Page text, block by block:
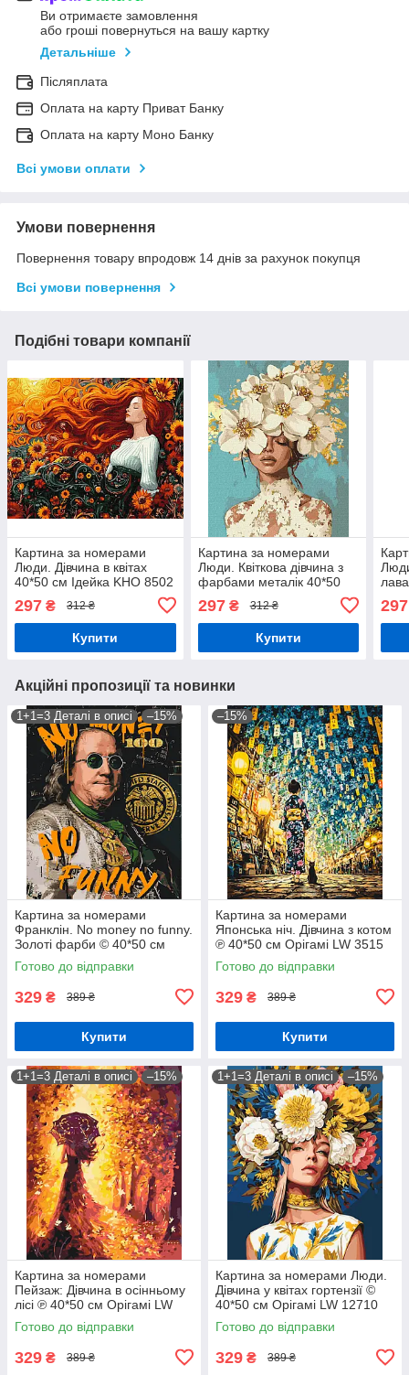
Ви отримаєте замовлення
або гроші повернуться на вашу картку
Детальніше
Післяплата
Оплата на карту Приват Банку
Оплата на карту Моно Банку
Всі умови оплати
Умови повернення
Повернення товару впродовж 14 днів за рахунок покупця
Всі умови повернення
Подібні товари компанії
Картина за номерами
Люди. Дівчина в квітах
40*50 см Ідейка KHO 8502
297 ₴ 312 ₴
Купити
Картина за номерами
Люди. Квіткова дівчина з
фарбами металік 40*50
297₴ 312 ₴
Купити
297
Акційні пропозиції та новинки
1+1=3 Деталі в описі –15%
Картина за номерами
Франклін. No money no funny.
Золоті фарби © 40*50 см
Орігамі LW 3284
Готово до відправки
329 ₴ 389 ₴
Купити
–15%
Картина за номерами
Японська ніч. Дівчина з котом
℗ 40*50 см Орігамі LW 3515
Готово до відправки
329 ₴ 389 ₴
Купити
1+1=3 Деталі в описі –15%
Картина за номерами
Пейзаж: Дівчина в осінньому
лісі ℗ 40*50 см Орігамі LW
3062
Готово до відправки
329 ₴ 389 ₴
1+1=3 Деталі в описі –15%
Картина за номерами Люди.
Дівчина у квітах гортензії ©
40*50 см Орігамі LW 12710
Готово до відправки
329 ₴ 389 ₴